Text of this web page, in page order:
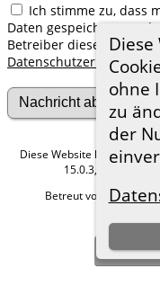
ohne
zu
der
Ich stimme zu, dass
Daten gespeichert
Betreiber dieser Website
Datenschutzerklärung
Diese Website läuft mit
15.0.3,
Betreut von
Roland
Hier
Zur